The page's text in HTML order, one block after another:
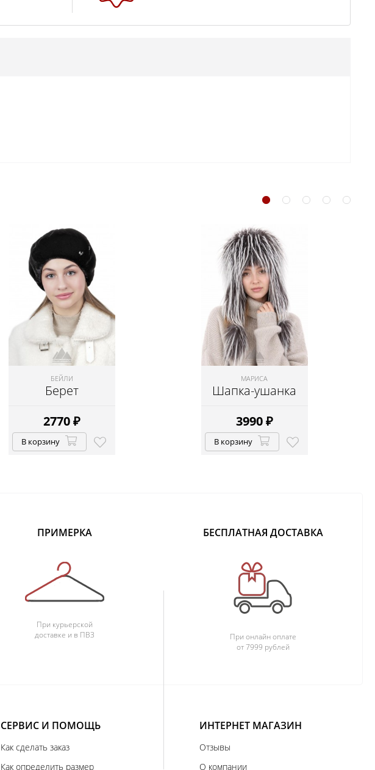
БЕЙЛИ
Берет
2770₽
В корзину
МАРИСА
Шапка-ушанка
3990₽
В корзину
ПРИМЕРКА
При курьерской
доставке и в ПВЗ
БЕСПЛАТНАЯ ДОСТАВКА
При онлайн оплате
от 7999 рублей
СЕРВИС И ПОМОЩЬ
Как сделать заказ
Как определить размер
ИНТЕРНЕТ МАГАЗИН
Отзывы
О компании